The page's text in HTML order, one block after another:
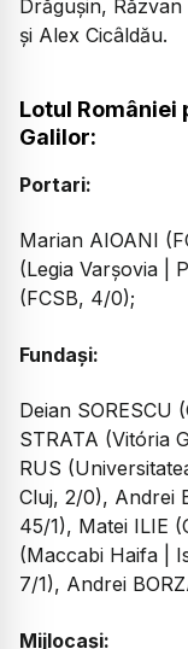
Drăgușin,
și Alex Cicâldău.
Lotul României
Galilor:
Portari:
Marian AIOANI
(Legia Varșovia |
(FCSB, 4/0);
Fundași:
Deian
STRATA (Vitória
RUS
Cluj, 2/0), Andrei
45/1), Matei ILIE
(Maccabi Haifa |
7/1), Andrei
Mijlocași: